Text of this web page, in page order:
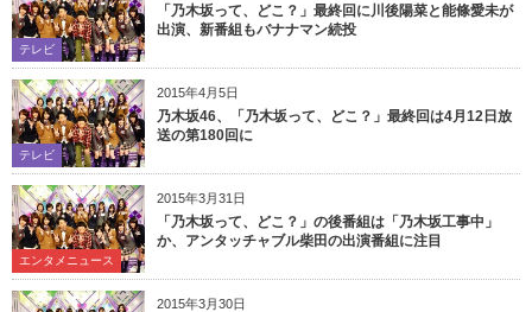
テレビ
「乃木坂って、どこ？」最終回に川後陽菜と能條愛未が
出演、新番組もバナナマン続投
2015年4月5日
テレビ
乃木坂46、「乃木坂って、どこ？」最終回は4月12日放
送の第180回に
2015年3月31日
エンタメニュース
「乃木坂って、どこ？」の後番組は「乃木坂工事中」
か、アンタッチャブル柴田の出演番組に注目
2015年3月30日